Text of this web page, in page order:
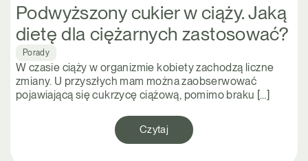
Podwyższony cukier w ciąży. Jaką
dietę dla ciężarnych zastosować?
Porady
W czasie ciąży w organizmie kobiety zachodzą liczne
zmiany. U przyszłych mam można zaobserwować
pojawiającą się cukrzycę ciążową, pomimo braku […]
Czytaj